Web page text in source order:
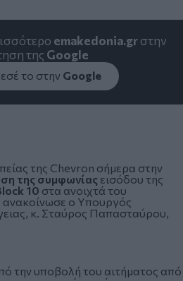
emakedonia.grστην
της Google
το στην Google
της Chevron σήμερα στην
της συμφωνίας εισόδου της
10 στα ανοιχτά του
, ανακοίνωσε ο Υπουργός
κ. Σταύρος Παπασταύρου,
την υποβολή του αιτήματος από